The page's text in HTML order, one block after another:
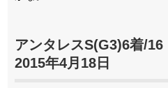
アンタレスS(G3)6着/16
2015年4月18日